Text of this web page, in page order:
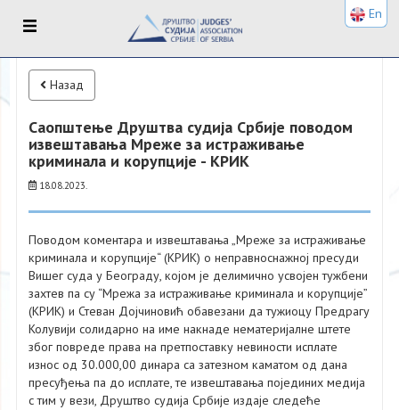
Назад
Саопштење Друштва судија Србије поводом
извештавања Мреже за истраживање
криминала и корупције - КРИК
18.08.2023.
Поводом коментара и извештавања „Мреже за истраживање
криминала и корупције“ (КРИК) о неправноснажној пресуди
Вишег суда у Београду, којом је делимично усвојен тужбени
захтев па су “Мрежа за истраживање криминала и корупције”
(КРИК) и Стеван Дојчиновић обавезани да тужиоцу Предрагу
Колувији солидарно на име накнаде нематеријалне штете
због повреде права на претпоставку невиности исплате
износ од 30.000,00 динара са затезном каматом од дана
пресуђења па до исплате, те извештавања појединих медија
с тим у вези, Друштво судија Србије издаје следеће
En